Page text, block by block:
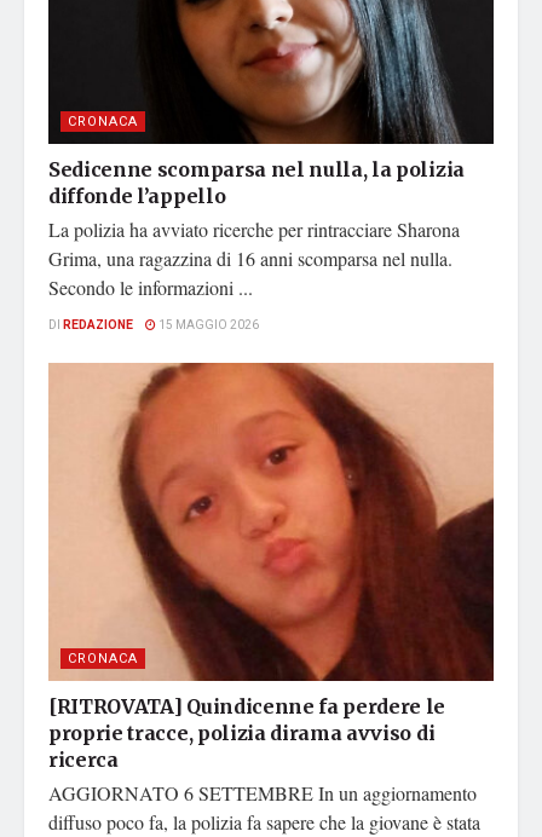
CRONACA
Sedicenne scomparsa nel nulla, la polizia
diffonde l’appello
La polizia ha avviato ricerche per rintracciare Sharona
Grima, una ragazzina di 16 anni scomparsa nel nulla.
Secondo le informazioni ...
DI REDAZIONE 15 MAGGIO 2026
CRONACA
[RITROVATA] Quindicenne fa perdere le
proprie tracce, polizia dirama avviso di
ricerca
AGGIORNATO 6 SETTEMBRE In un aggiornamento
diffuso poco fa, la polizia fa sapere che la giovane è stata